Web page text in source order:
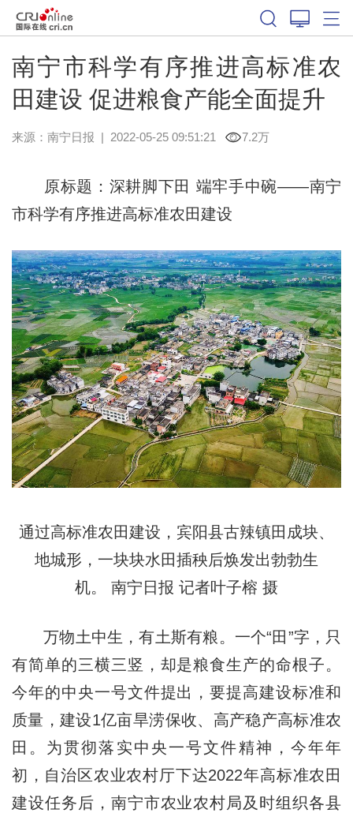
南宁市科学有序推进高标准农
田建设 促进粮食产能全面提升
来源： 南宁日报 | 2022-05-25 09:51:21 7.2万
原标题：深耕脚下田 端牢手中碗——南宁
市科学有序推进高标准农田建设
通过高标准农田建设，宾阳县古辣镇田成块、
地城形，一块块水田插秧后焕发出勃勃生
机。 南宁日报 记者叶子榕 摄
万物土中生，有土斯有粮。一个“田”字，只
有简单的三横三竖，却是粮食生产的命根子。
今年的中央一号文件提出，要提高建设标准和
质量，建设1亿亩旱涝保收、高产稳产高标准农
田。为贯彻落实中央一号文件精神，今年年
初，自治区农业农村厅下达2022年高标准农田
建设任务后，南宁市农业农村局及时组织各县